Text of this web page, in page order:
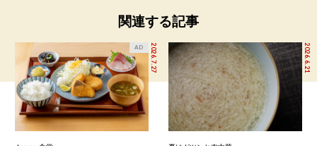
関連する記事
2026.7.27
AD 2026.6.21